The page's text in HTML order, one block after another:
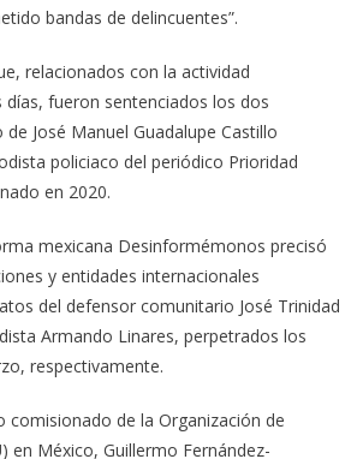
bandas de delincuentes”.
relacionados con la actividad
fueron sentenciados los dos
José Manuel Guadalupe Castillo
policiaco del periódico Prioridad
en 2020.
mexicana Desinformémonos precisó
y entidades internacionales
del defensor comunitario José Trinidad
Armando Linares, perpetrados los
respectivamente.
comisionado de la Organización de
en México, Guillermo Fernández-